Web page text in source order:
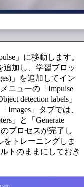
」に移動します。
追加し、学習ブロッ
」を追加してイン
ニューの「Impulse
detection labels」
Images」タブでは、
」と「Generate
プロセスが完了し
をトレーニングしま
トのままにしておき